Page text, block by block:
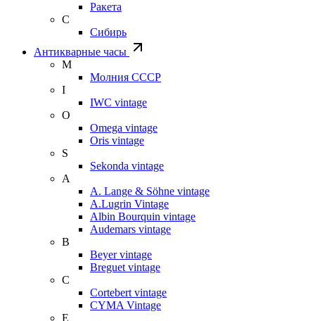
Ракета
С
Сибирь
Антикварные часы
М
Молния СССР
I
IWC vintage
O
Omega vintage
Oris vintage
S
Sekonda vintage
A
A. Lange & Söhne vintage
A.Lugrin Vintage
Albin Bourquin vintage
Audemars vintage
B
Beyer vintage
Breguet vintage
C
Cortebert vintage
CYMA Vintage
E